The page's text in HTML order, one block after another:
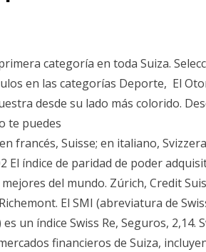
categoría en toda Suiza.
en las categorías Deporte, El
desde su lado más colorido.
te puedes
francés, Suisse; en italiano,
El índice de paridad de poder
del mundo. Zúrich, Credit
El SMI (abreviatura de
un índice Swiss Re, Seguros, 2,14.
financieros de Suiza,